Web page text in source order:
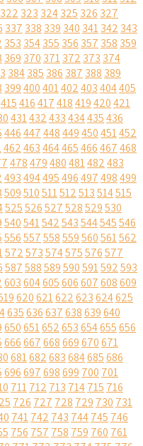
322 323 324325 326 327
337 338 339 340 341342 343
353 354355 356 357 358 359
369 370 371372 373 374
384385 386 387 388 389
399400401402403404405
415416417418419420421
431432433434435436
446447448449450451452
462463464465466467468
478479480481482483
493494495496497498499
509510511512513514515
525526527528529530
540541542543544545546
556557558559560561562
572573574575576577
587588589590591592593
603604605606607608609
620621622623624625
635636637638639640
650651652653654655656
666667668669670671
681682683684685686
696697698699 700 701
711712 713 714715 716
726 727 728 729 730 731
741742 743 744745 746
756 757 758 759 760 761